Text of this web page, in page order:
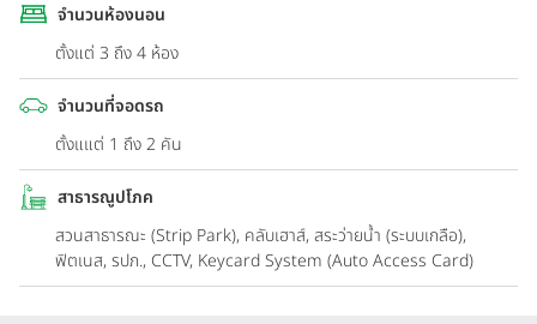
จำนวนห้องนอน
ตั้งแต่ 3 ถึง 4 ห้อง
จำนวนที่จอดรถ
ตั้งแแต่ 1 ถึง 2 คัน
สาธารณูปโภค
สวนสาธารณะ (Strip Park), คลับเฮาส์, สระว่ายน้ำ (ระบบเกลือ),
ฟิตเนส, รปภ., CCTV, Keycard System (Auto Access Card)